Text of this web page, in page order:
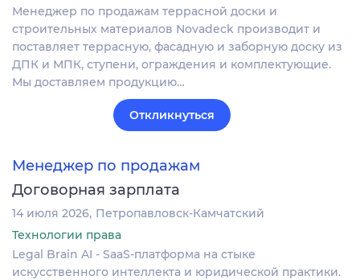
Менеджер по продажам террасной доски и
строительных материалов Novadeck производит и
поставляет террасную, фасадную и заборную доску из
ДПК и МПК, ступени, ограждения и комплектующие.
Мы доставляем продукцию…
Откликнуться
Менеджер по продажам
Договорная зарплата
14 июля 2026 Петропавловск-Камчатский
Технологии права
Legal Brain AI - SaaS-платформа на стыке
искусственного интеллекта и юридической практики.